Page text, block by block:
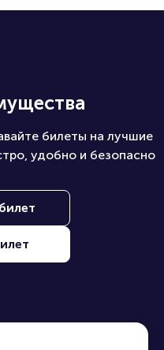
билеты на лучшие
удобно и безопасно